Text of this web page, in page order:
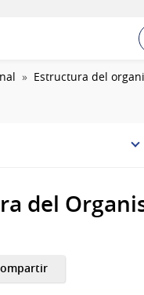
Estructura del
del